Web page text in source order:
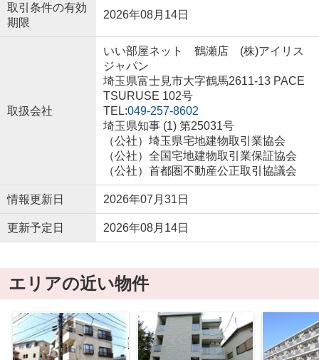
取引条件の有効
期限
2026年08月14日
取扱会社
いい部屋ネット 鶴瀬店 (株)アイリス
ジャパン
埼玉県富士見市大字鶴馬2611-13 PACE
TSURUSE 102号
TEL:049-257-8602
埼玉県知事 (1) 第25031号
（公社）埼玉県宅地建物取引業協会
（公社）全国宅地建物取引業保証協会
（公社）首都圏不動産公正取引協議会
情報更新日 2026年07月31日
更新予定日 2026年08月14日
エリアの近い物件